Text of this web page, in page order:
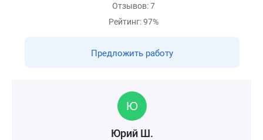
Отзывов: 7
Рейтинг: 97%
Предложить работу
Юрий Ш.